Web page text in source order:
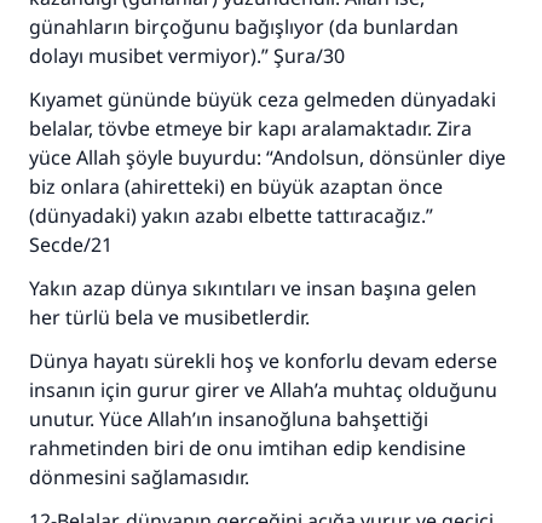
günahların birçoğunu bağışlıyor (da bunlardan
dolayı musibet vermiyor).” Şura/30
Kıyamet gününde büyük ceza gelmeden dünyadaki
belalar, tövbe etmeye bir kapı aralamaktadır. Zira
yüce Allah şöyle buyurdu: “Andolsun, dönsünler diye
biz onlara (ahiretteki) en büyük azaptan önce
(dünyadaki) yakın azabı elbette tattıracağız.”
Secde/21
Yakın azap dünya sıkıntıları ve insan başına gelen
her türlü bela ve musibetlerdir.
Dünya hayatı sürekli hoş ve konforlu devam ederse
insanın için gurur girer ve Allah’a muhtaç olduğunu
unutur. Yüce Allah’ın insanoğluna bahşettiği
rahmetinden biri de onu imtihan edip kendisine
dönmesini sağlamasıdır.